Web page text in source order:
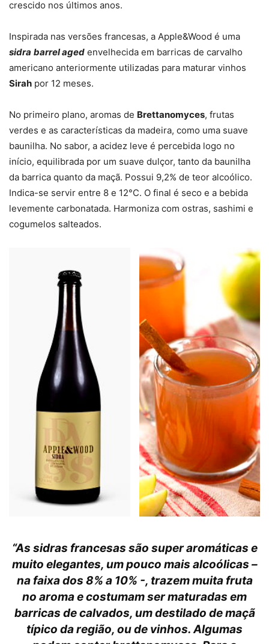
crescido nos últimos anos.
Inspirada nas versões francesas, a Apple&Wood é uma
sidra barrel aged envelhecida em barricas de carvalho
americano anteriormente utilizadas para maturar vinhos
Sirah por 12 meses.
No primeiro plano, aromas de Brettanomyces, frutas
verdes e as características da madeira, como uma suave
baunilha. No sabor, a acidez leve é percebida logo no
início, equilibrada por um suave dulçor, tanto da baunilha
da barrica quanto da maçã. Possui 9,2% de teor alcoólico.
Indica-se servir entre 8 e 12°C. O final é seco e a bebida
levemente carbonatada. Harmoniza com ostras, sashimi e
cogumelos salteados.
“As sidras francesas são super aromáticas e
muito elegantes, um pouco mais alcoólicas –
na faixa dos 8% a 10% -, trazem muita fruta
no aroma e costumam ser maturadas em
barricas de calvados, um destilado de maçã
típico da região, ou de vinhos. Algumas